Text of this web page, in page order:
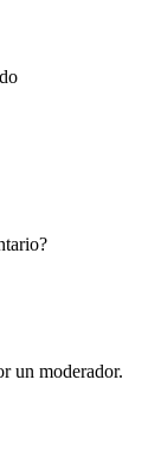
un moderador.